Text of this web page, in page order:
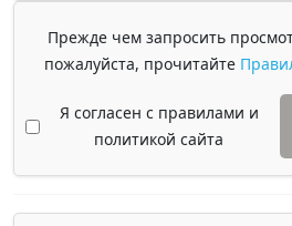
Прежде чем запросить
пожалуйста, прочитайте
Я согласен с правилами и
политикой сайта